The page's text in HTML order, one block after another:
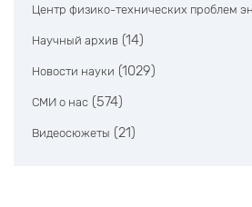
Центр физико-технических проблем
Научный архив (14)
Новости науки (1029)
СМИ о нас (574)
Видеосюжеты (21)